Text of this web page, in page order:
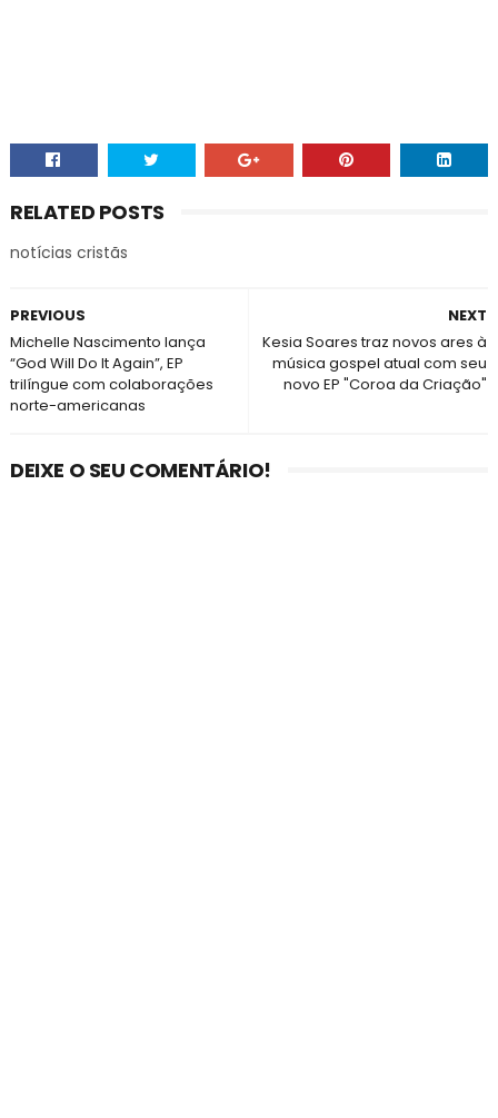
RELATED POSTS
notícias cristãs
NEXT
Kesia Soares traz novos ares à
música gospel atual com seu
novo EP "Coroa da Criação"
PREVIOUS
Michelle Nascimento lança
“God Will Do It Again”, EP
trilíngue com colaborações
norte-americanas
DEIXE O SEU COMENTÁRIO!